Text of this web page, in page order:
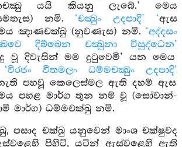
යයි කියනු ලැබේ.’ මෙය
නමි. ‘චක්‍ඛුං උදපාදි’ ‘ඇස
ඤාණචක්ඛු (නුවණැස) නමි. ‘අද්දසං
දිබ්බෙන චක්‍ඛුනා විසුද්ධෙන’
වූ දිවැසින් මම දුටුවෙමි’ යන මෙය
‘විරජං වීතමලං ධම්මචක්‍ඛුං උදපාදි’
පහවූ කෙලෙස්මල ඇති දහම් ඇස
පහළ මාර්ග තුන නම් වූ (සෝවාන්-
මාර්ග) ධම්මචක්ඛු නමි.
පසාද චක්ඛු යනුවෙන් මාංශ චක්ෂුවද
පිහිටි, යටින් ඇස්වළෙහි ඇති